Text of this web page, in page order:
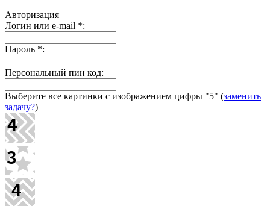
Авторизация
Логин или e-mail *:
Пароль *:
Персональный пин код:
Выберите все картинки с изображением цифры "5" (заменить
задачу?)